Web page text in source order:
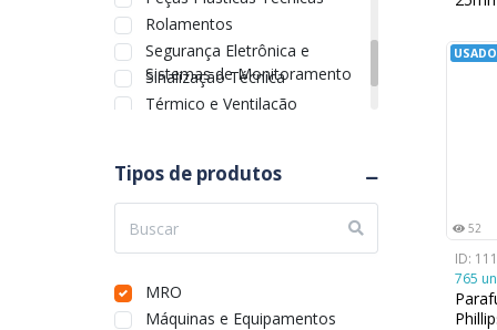
Tipos de produtos
MRO
Máquinas e Equipamentos
Rolamentos
Segurança Eletrônica e
Sistemas de Monitoramento
Sinalização Técnica
Térmico e Ventilação
Vedação e Fixação
USADO
52
ID:
765 un